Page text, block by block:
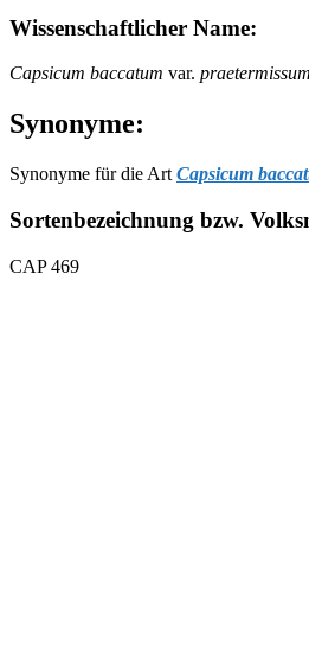
Wissenschaftlicher Name:
Capsicum baccatum var. praetermissum
Synonyme:
Synonyme für die Art Capsicum
Sortenbezeichnung bzw.
CAP 469